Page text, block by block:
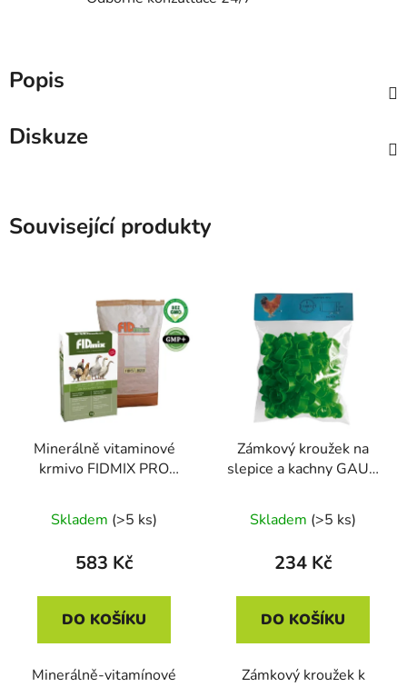
Popis
Diskuze
Související produkty
Minerálně vitaminové
krmivo FIDMIX PRO
DRŮBEŽE 10kg
Skladem (>5 ks)
583 Kč
DO KOŠÍKU
Minerálně-vitamínové
Zámkový kroužek na
slepice a kachny GAUN
zelená
Skladem (>5 ks)
234 Kč
DO KOŠÍKU
Zámkový kroužek k